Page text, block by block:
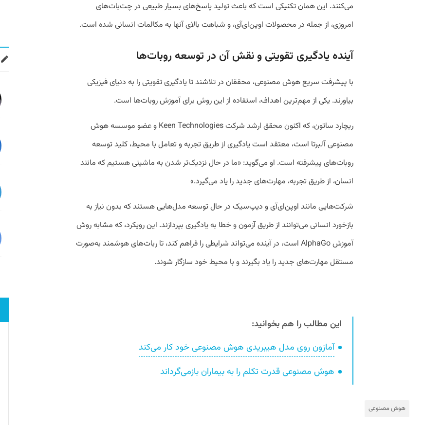
می‌کنند. این همان تکنیکی است که باعث تولید پاسخ‌های بسیار طبیعی در چت‌بات‌های
امروزی، از جمله در محصولات اوپن‌ای‌آی، و شباهت بالای آنها به مکالمات انسانی شده است.
آینده یادگیری تقویتی و نقش آن در توسعه روبات‌ها
با پیشرفت سریع هوش مصنوعی، محققان در تلاشند تا یادگیری تقویتی را به دنیای فیزیکی
بیاورند. یکی از مهم‌ترین اهداف، استفاده از این روش برای آموزش روبات‌ها است.
ریچارد ساتون، که اکنون محقق ارشد شرکت Keen Technologies و عضو موسسه هوش
مصنوعی آلبرتا است، معتقد است یادگیری از طریق تجربه و تعامل با محیط، کلید توسعه
روبات‌های پیشرفته است. او می‌گوید: «ما در حال نزدیک‌تر شدن به ماشینی هستیم که مانند
انسان، از طریق تجربه، مهارت‌های جدید را یاد می‌گیرد.»
شرکت‌هایی مانند اوپن‌ای‌آی و دیپ‌سیک در حال توسعه مدل‌هایی هستند که بدون نیاز به
بازخورد انسانی می‌توانند از طریق آزمون و خطا به یادگیری بپردازند. این رویکرد، که مشابه روش
آموزش AlphaGo است، در آینده می‌تواند شرایطی را فراهم کند، تا ربات‌های هوشمند به‌صورت
مستقل مهارت‌های جدید را یاد بگیرند و با محیط خود سازگار شوند.
این مطالب را هم بخوانید:
آمازون روی مدل هیبریدی هوش مصنوعی خود کار می‌کند
هوش مصنوعی قدرت تکلم را به بیماران بازمی‌گرداند
هوش مصنوعی